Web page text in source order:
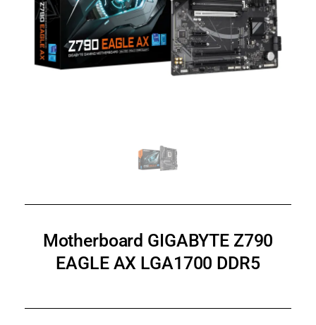
Motherboard GIGABYTE Z790
EAGLE AX LGA1700 DDR5